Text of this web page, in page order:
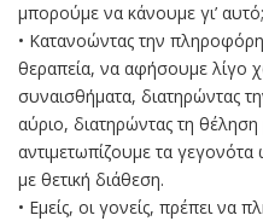
μπορούμε να κάνουμε γι’ αυτό;
• Κατανοώντας την
θεραπεία, να αφήσουμε λίγο
συναισθήματα, διατηρώντας
αύριο, διατηρώντας τη
αντιμετωπίζουμε τα
με θετική διάθεση.
• Εμείς, οι γονείς, πρέπει να